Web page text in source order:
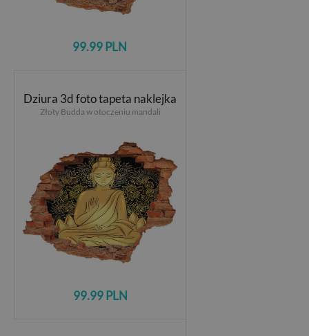
99.99 PLN
Dziura 3d foto tapeta naklejka
Złoty Budda w otoczeniu mandali
99.99 PLN